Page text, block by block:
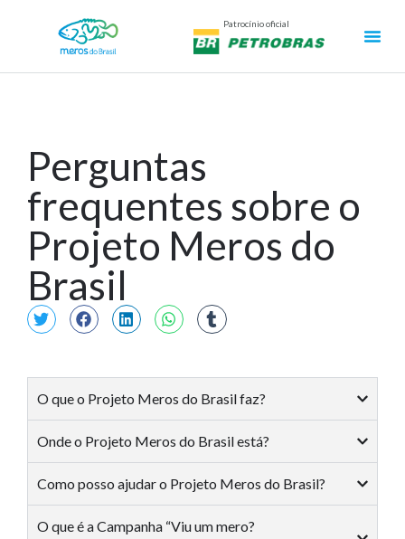
Patrocínio oficial
Perguntas
frequentes sobre o
Projeto Meros do
Brasil
O que o Projeto Meros do Brasil faz?
Onde o Projeto Meros do Brasil está?
Como posso ajudar o Projeto Meros do Brasil?
O que é a Campanha “Viu um mero?